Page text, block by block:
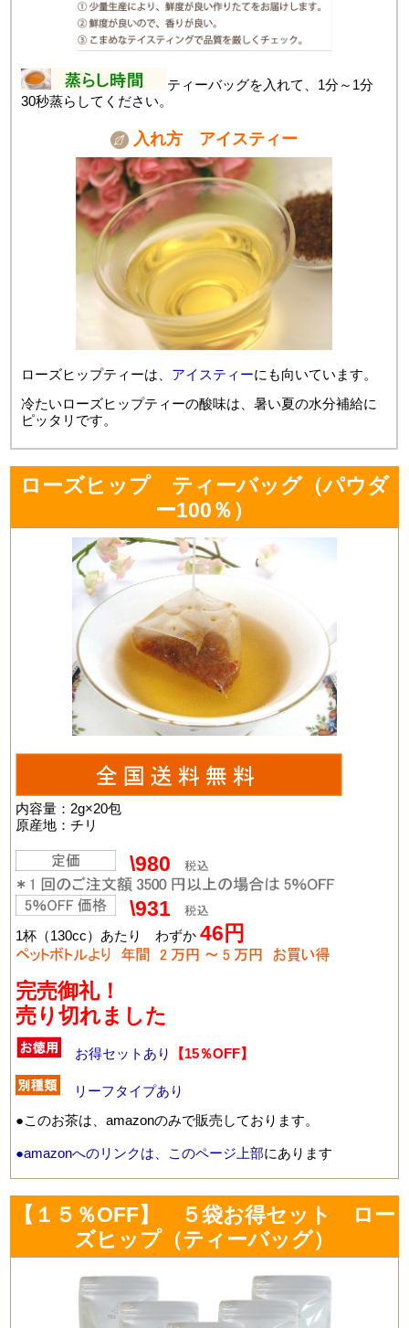
ティーバッグを入れて、1分～1分
30秒蒸らしてください。
入れ方 アイスティー
ローズヒップティーは、 アイスティーにも向いています。
冷たいローズヒップティーの酸味は、暑い夏の水分補給に
ピッタリです。
ローズヒップ ティーバッグ（パウダ
ー100％）
内容量：2g×20包
原産地：チリ
\980
\931
1杯（130cc）あたり わずか46円
完売御礼！
売り切れました
お得セットあり 【15％OFF】
リーフタイプあり
●このお茶は、amazonのみで販売しております。
●amazonへのリンクは、このページ上部にあります
【１５％OFF】 ５袋お得セット ロー
ズヒップ（ティーバッグ）